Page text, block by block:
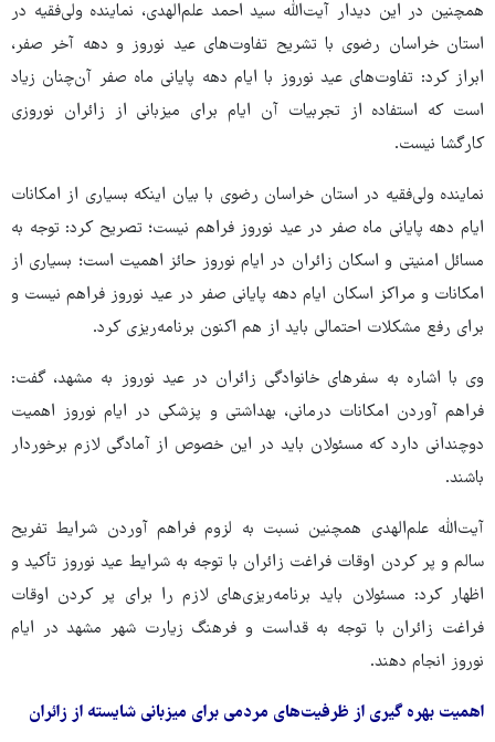
همچنین در این دیدار آیت‌الله سید احمد علم‌الهدی، نماینده ولی‌فقیه در
استان خراسان رضوی با تشریح تفاوت‌های عید نوروز و دهه آخر صفر،
ابراز کرد: تفاوت‌های عید نوروز با ایام دهه پایانی ماه صفر آن‌چنان زیاد
است که استفاده از تجربیات آن ایام برای میزبانی از زائران نوروزی
کارگشا نیست.
نماینده ولی‌فقیه در استان خراسان رضوی با بیان اینکه بسیاری از امکانات
ایام دهه پایانی ماه صفر در عید نوروز فراهم نیست؛ تصریح کرد: توجه به
مسائل امنیتی و اسکان زائران در ایام نوروز حائز اهمیت است؛ بسیاری از
امکانات و مراکز اسکان ایام دهه پایانی صفر در عید نوروز فراهم نیست و
برای رفع مشکلات احتمالی باید از هم اکنون برنامه‌ریزی کرد.
وی با اشاره به سفرهای خانوادگی زائران در عید نوروز به مشهد، گفت:
فراهم آوردن امکانات درمانی، بهداشتی و پزشکی در ایام نوروز اهمیت
دوچندانی دارد که مسئولان باید در این خصوص از آمادگی لازم برخوردار
باشند.
آیت‌الله علم‌الهدی همچنین نسبت به لزوم فراهم آوردن شرایط تفریح
سالم و پر کردن اوقات فراغت زائران با توجه به شرایط عید نوروز تأکید و
اظهار کرد: مسئولان باید برنامه‌ریزی‌های لازم را برای پر کردن اوقات
فراغت زائران با توجه به قداست و فرهنگ زیارت شهر مشهد در ایام
نوروز انجام دهند.
اهمیت بهره گیری از ظرفیت‌های مردمی برای میزبانی شایسته از زائران